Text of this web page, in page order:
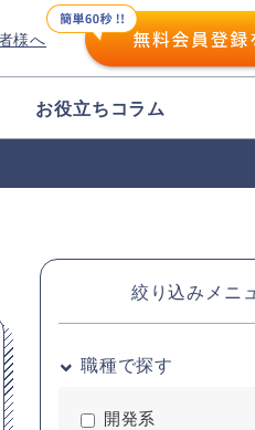
様へ
お役立ちコラム
絞り込みメニ
職種で探す
開発系